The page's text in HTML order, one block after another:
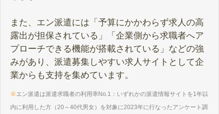
また、エン派遣には「予算にかかわらず求人の高
露出が担保されている」「企業側から求職者へア
プローチできる機能が搭載されている」などの強
みがあり、派遣募集しやすい求人サイトとして企
業からも支持を集めています。
※エン派遣は派遣求職者の利用率No.1：いずれかの派遣情報サイトを1年以
内に利用した方（20～40代男女）を対象に2023年に行なったアンケート調